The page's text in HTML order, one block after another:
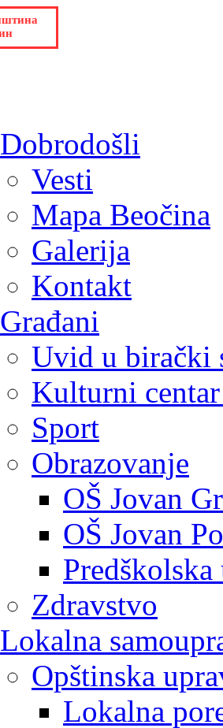
Dobrodošli
Vesti
Mapa Beočina
Galerija
Kontakt
Građani
Uvid u birački
Kulturni
Sport
Obrazovanje
OŠ Jovan
OŠ Jovan
Predškolska
Zdravstvo
Lokalna
Opštinska
Lokalna